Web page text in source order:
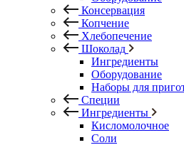
Консервация
Копчение
Хлебопечение
Шоколад
Ингредиенты
Оборудование
Наборы для
Специи
Ингредиенты
Кисломолочное
Соли